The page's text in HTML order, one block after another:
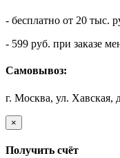
- бесплатно от 20 тыс.
- 599 руб. при заказе
Самовывоз:
г. Москва, ул. Хавская,
×
Получить счёт